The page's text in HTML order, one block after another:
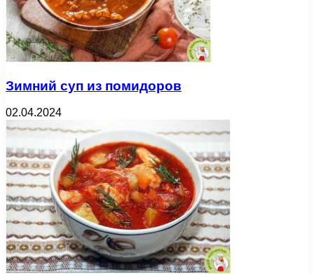
Зимний суп из помидоров
02.04.2024